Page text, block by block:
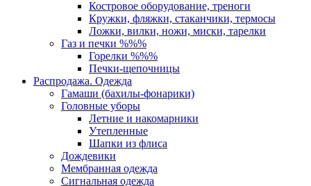
Костровое оборудование, треноги
Кружки, фляжки, стаканчики, термосы
Ложки, вилки, ножи, миски, тарелки
Газ и печки %%%
Горелки %%%
Печки-щепочницы
Распродажа. Одежда
Гамаши (бахилы-фонарики)
Головные уборы
Летние и накомарники
Утепленные
Шапки из флиса
Дождевики
Мембранная одежда
Сигнальная одежда